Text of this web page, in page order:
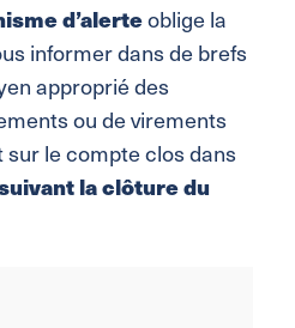
d’alerteoblige la
informer dans de brefs
approprié des
ou de virements
le compte clos dans
la clôture du